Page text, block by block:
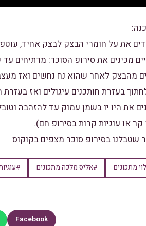
מהבצק לאחר שהוא נח נחשים ואז
בעזרת חותכנים עיגולים ואז
את היו יו בשמן עמוק עד להזהבה
קר או עוגיות קרות בסירופ חם).
מתכונים #אליס מלכה מתכונים
Facebook